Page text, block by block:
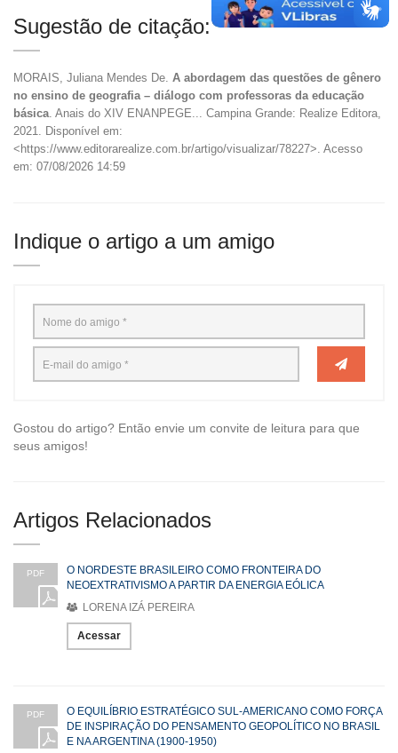
Sugestão de citação:
MORAIS, Juliana Mendes De. A abordagem das questões de gênero
no ensino de geografia – diálogo com professoras da educação
básica. Anais do XIV ENANPEGE... Campina Grande: Realize Editora,
2021. Disponível em:
<https://www.editorarealize.com.br/artigo/visualizar/78227>. Acesso
em: 07/08/2026 14:59
Indique o artigo a um amigo
Gostou do artigo? Então envie um convite de leitura para que
seus amigos!
Artigos Relacionados
PDF
O NORDESTE BRASILEIRO COMO FRONTEIRA DO
NEOEXTRATIVISMO A PARTIR DA ENERGIA EÓLICA
LORENA IZÁ PEREIRA
Acessar
PDF
O EQUILÍBRIO ESTRATÉGICO SUL-AMERICANO COMO FORÇA
DE INSPIRAÇÃO DO PENSAMENTO GEOPOLÍTICO NO BRASIL
E NA ARGENTINA (1900-1950)